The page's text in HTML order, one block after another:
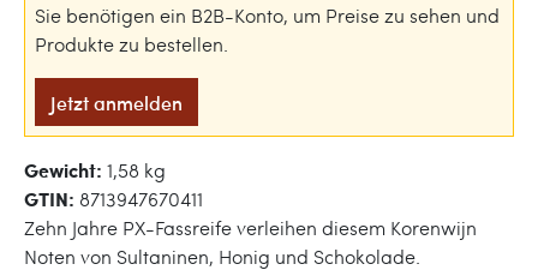
Sie benötigen ein B2B-Konto, um Preise zu sehen und
Produkte zu bestellen.
Jetzt anmelden
Gewicht: 1,58 kg
GTIN: 8713947670411
Zehn Jahre PX-Fassreife verleihen diesem Korenwijn
Noten von Sultaninen, Honig und Schokolade.